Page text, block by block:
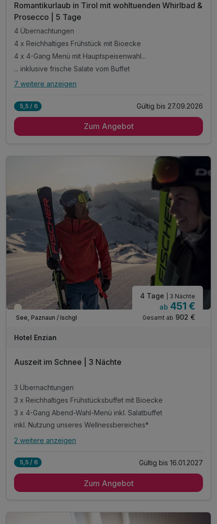
Romantikurlaub in Tirol mit wohltuenden Whirlbad &
Prosecco | 5 Tage
4 Übernachtungen
4 x Reichhaltiges Frühstück mit Bioecke
4 x 4-Gang Menü mit Hauptspeisenwahl...
... inklusive frische Salate vom Buffet
Alle Inklusivleistungen
4 x Reichhaltiges Frühstück mit Bioecke
1 x 1 Flasche Prosecco 0,7l*
inkl. Silvretta Premium Card**
inkl. Nutzung unserer Wellnessoase***
Leihbademantel für die Dauer Ihres Aufenthaltes
inkl. Nutzung unseres Freischwimmbades
7 weitere anzeigen
5,5 / 6 Gültig bis 27.09.2026
Zum Angebot
Saisonal verfügbar
See, Paznaun / Ischgl
4 Tage | 3 Nächte
ab 451 €
Gesamt ab 902 €
Hotel Enzian
Auszeit im Schnee | 3 Nächte
3 Übernachtungen
3 x Reichhaltiges Frühstücksbuffet mit Bioecke
3 x 4-Gang Abend-Wahl-Menü inkl. Salatbuffet
inkl. Nutzung unseres Wellnessbereiches*
Alle Inklusivleistungen
3 x Reichhaltiges Frühstücksbuffet mit Bioecke
2 weitere anzeigen
5,5 / 6 Gültig bis 16.01.2027
Zum Angebot